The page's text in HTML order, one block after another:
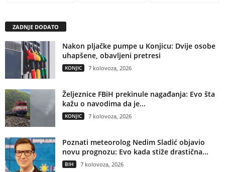
ZADNJE DODATO
Nakon pljačke pumpe u Konjicu: Dvije osobe
uhapšene, obavljeni pretresi
KONJIC 7 kolovoza, 2026
Željeznice FBiH prekinule nagađanja: Evo šta
kažu o navodima da je...
KONJIC 7 kolovoza, 2026
Poznati meteorolog Nedim Sladić objavio
novu prognozu: Evo kada stiže drastična...
BIH 7 kolovoza, 2026